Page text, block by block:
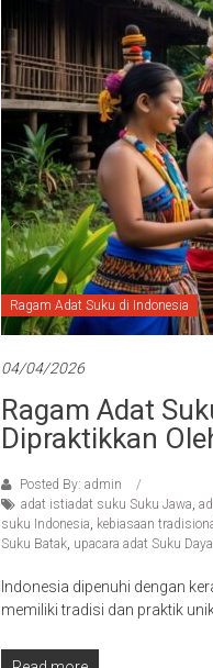
Ragam Adat Suku di Indonesia
04/04/2026
Ragam Adat
Dipraktikkan
Posted By: admin
adat istiadat suku Suku Jawa,
suku Indonesia, kebiasaan
Suku Batak, upacara adat Suku
Indonesia dipenuhi dengan
memiliki tradisi dan praktik